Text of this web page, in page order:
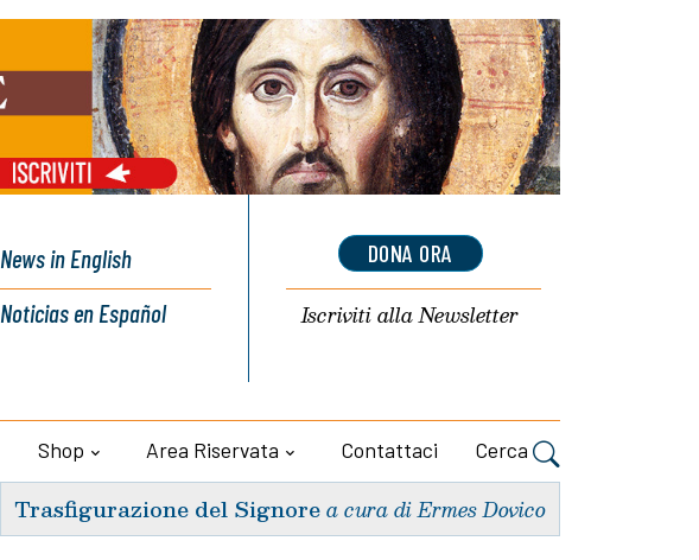
Newsin English
Noticiasen Español
DONA ORA
Iscriviti allaNewsletter
Shop Area Riservata Contattaci Cerca
Trasfigurazione del Signorea cura di Ermes Dovico